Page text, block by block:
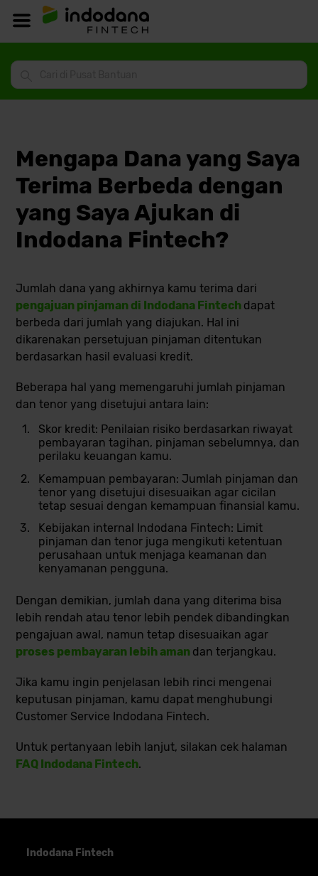
Mengapa Dana yang Saya
Terima Berbeda dengan
yang Saya Ajukan di
Indodana Fintech?
Jumlah dana yang akhirnya kamu terima dari
pengajuan pinjaman di Indodana Fintech dapat
berbeda dari jumlah yang diajukan. Hal ini
dikarenakan persetujuan pinjaman ditentukan
berdasarkan hasil evaluasi kredit.
Beberapa hal yang memengaruhi jumlah pinjaman
dan tenor yang disetujui antara lain:
Skor kredit: Penilaian risiko berdasarkan riwayat
pembayaran tagihan, pinjaman sebelumnya, dan
perilaku keuangan kamu.
Kemampuan pembayaran: Jumlah pinjaman dan
tenor yang disetujui disesuaikan agar cicilan
tetap sesuai dengan kemampuan finansial kamu.
Kebijakan internal Indodana Fintech: Limit
pinjaman dan tenor juga mengikuti ketentuan
perusahaan untuk menjaga keamanan dan
kenyamanan pengguna.
Dengan demikian, jumlah dana yang diterima bisa
lebih rendah atau tenor lebih pendek dibandingkan
pengajuan awal, namun tetap disesuaikan agar
proses pembayaran lebih aman dan terjangkau.
Jika kamu ingin penjelasan lebih rinci mengenai
keputusan pinjaman, kamu dapat menghubungi
Customer Service Indodana Fintech.
Untuk pertanyaan lebih lanjut, silakan cek halaman
FAQ Indodana Fintech.
Indodana Fintech